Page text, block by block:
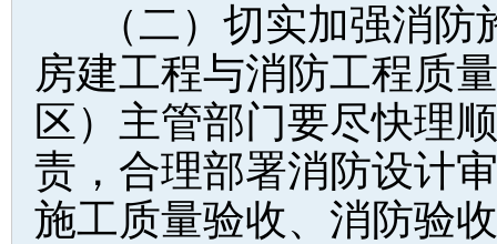
（二）切实加强消
房建工程与消防工程质
区）主管部门要尽快理
责，合理部署消防设计
施工质量验收、消防验